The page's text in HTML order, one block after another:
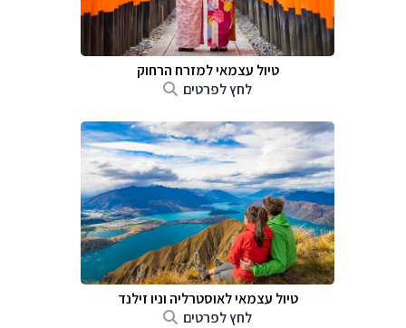
טיול עצמאי למזרח הרחוק
לחץ לפרטים
טיול עצמאי לאוסטרליה וניו זילנד
לחץ לפרטים